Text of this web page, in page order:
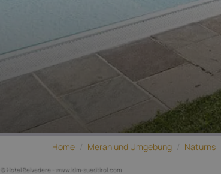
© Hotel Belvedere - www.idm-suedtirol.com
Home / Meran und Umgebung / Naturns